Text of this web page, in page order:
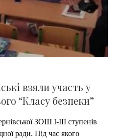
взяли участь у
“Класу безпеки”
ЗОШ І-ІІІ ступенів
ради. Під час якого